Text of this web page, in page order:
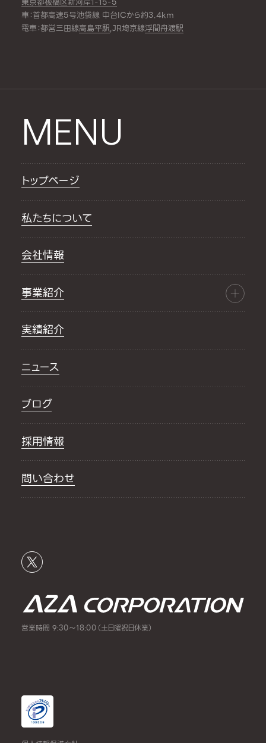
車：首都高速5号池袋線 中台ICから約3.4km
電車：都営三田線高島平駅,JR埼京線浮間舟渡駅
MENU
トップページ
私たちについて
会社情報
事業紹介
実績紹介
ニュース
ブログ
採用情報
問い合わせ
営業時間 9:30～18:00（土日曜祝日休業）